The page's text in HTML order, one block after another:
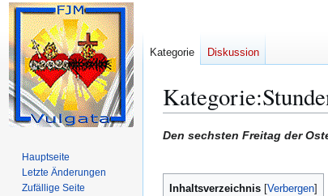
Kategorie:
Zur
springen
Zur
springen
Den sechsten Freitag der
Inhaltsverzeichnis
Kategorie Diskussion
Hauptseite
Letzte Änderungen
Zufällige Seite